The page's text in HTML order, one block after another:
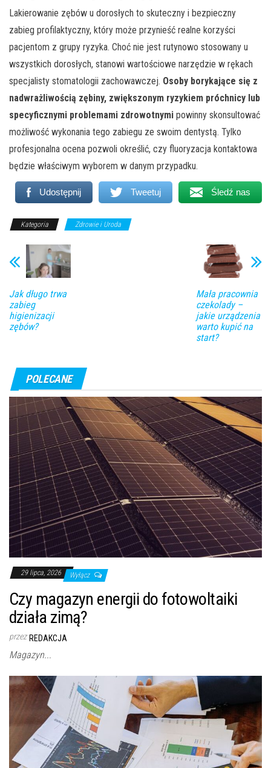
Lakierowanie zębów u dorosłych to skuteczny i bezpieczny
zabieg profilaktyczny, który może przynieść realne korzyści
pacjentom z grupy ryzyka. Choć nie jest rutynowo stosowany u
wszystkich dorosłych, stanowi wartościowe narzędzie w rękach
specjalisty stomatologii zachowawczej. Osoby borykające się z
nadwrażliwością zębiny, zwiększonym ryzykiem próchnicy lub
specyficznymi problemami zdrowotnymi powinny skonsultować
możliwość wykonania tego zabiegu ze swoim dentystą. Tylko
profesjonalna ocena pozwoli określić, czy fluoryzacja kontaktowa
będzie właściwym wyborem w danym przypadku.
Udostępnij Tweetuj Śledź nas
Kategoria Zdrowie i Uroda
Jak długo trwa
zabieg
higienizacji
zębów?
Mała pracownia
czekolady –
jakie urządzenia
warto kupić na
start?
POLECANE
29 lipca, 2026 Wyłącz
Czy magazyn energii do fotowoltaiki
działa zimą?
przez REDAKCJA
Magazyn...